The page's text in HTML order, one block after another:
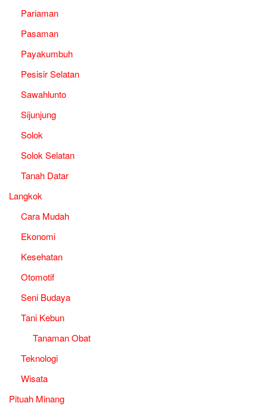
Pariaman
Pasaman
Payakumbuh
Pesisir Selatan
Sawahlunto
Sijunjung
Solok
Solok Selatan
Tanah Datar
Langkok
Cara Mudah
Ekonomi
Kesehatan
Otomotif
Seni Budaya
Tani Kebun
Tanaman Obat
Teknologi
Wisata
Pituah Minang